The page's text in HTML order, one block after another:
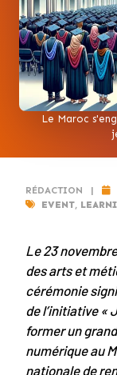
Le Maroc
RÉDACTION |
EVENT,
Le 23
des arts et
cérémonie
de l’initiative «
former un
numérique au
nationale de